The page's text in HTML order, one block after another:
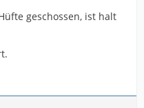
geschossen, ist halt